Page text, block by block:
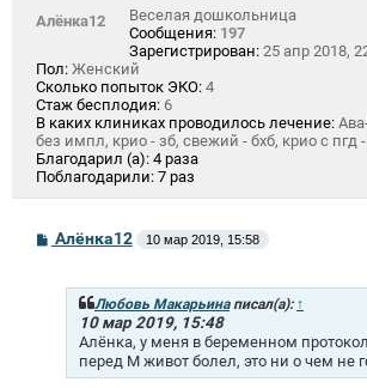
Алёнка12
Веселая дошкольница
Сообщения: 197
Зарегистрирован: 25 апр 2018,
Пол: Женский
Сколько попыток ЭКО: 4
Стаж бесплодия: 6
В каких клиниках проводилось лечение:
без импл, крио - зб, свежий - бхб, крио с пгд -
Благодарил (а): 4 раза
Поблагодарили: 7 раз
С
о
Алёнка12 10 мар 2019, 15:58
Любовь Макарьинаписал(а): ↑
10 мар 2019, 15:48
Алёнка, у меня в беременном
перед М живот болел, это ни о чем не